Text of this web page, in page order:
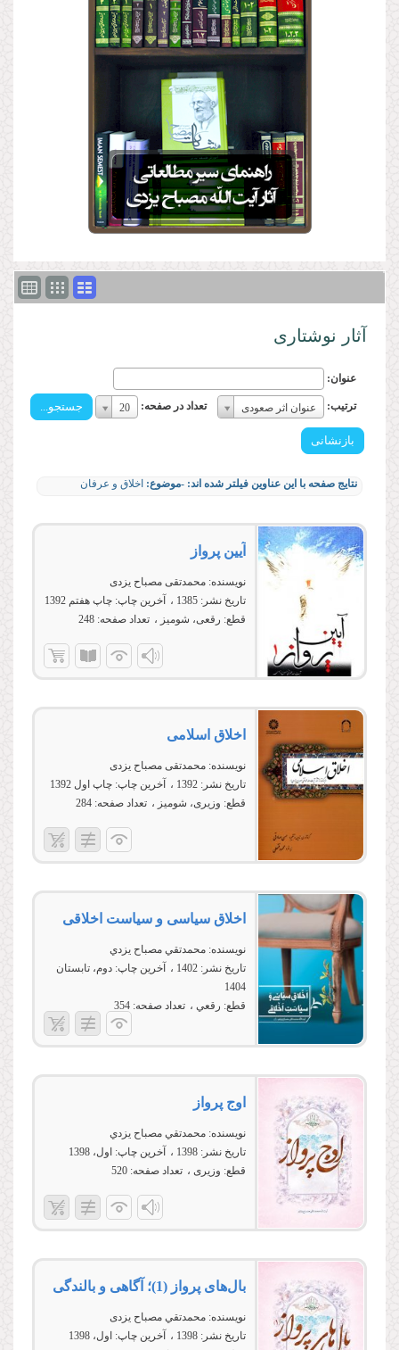
آثار نوشتاری
عنوان:
ترتیب: عنوان اثر صعودی
ترتیب:
تعداد در صفحه: 20
تعداد
در
در
نتایج صفحه با این عناوین فیلتر شده اند: -موضوع: اخلاق و عرفان
آیین پرواز
نویسنده: محمدتقی مصباح یزدی
تاریخ نشر: 1385 آخرین چاپ: چاپ هفتم 1392
قطع: رقعی، شومیز تعداد صفحه: 248
اخلاق اسلامی
نویسنده: محمدتقی مصباح یزدی
تاریخ نشر: 1392 آخرین چاپ: چاپ اول 1392
قطع: وزیری، شومیز تعداد صفحه: 284
اخلاق سياسی و سياست اخلاقی
نویسنده: محمدتقي مصباح يزدي
تاریخ نشر: 1402 آخرین چاپ: دوم، تابستان
1404
قطع: رقعي تعداد صفحه: 354
اوج پرواز
نویسنده: محمدتقي مصباح يزدي
تاریخ نشر: 1398 آخرین چاپ: اول، 1398
قطع: وزیری تعداد صفحه: 520
بال‌های پرواز (1)؛ آگاهی و بالندگی
نویسنده: محمدتقي مصباح يزدی
تاریخ نشر: 1398 آخرین چاپ: اول، 1398